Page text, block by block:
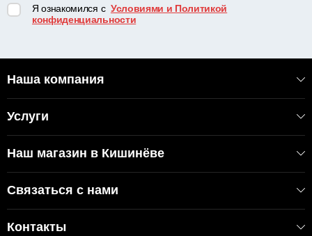
Я ознакомился с Условиями и Политикой
конфиденциальности
Наша компания
Услуги
Наш магазин в Кишинёве
Связаться с нами
Контакты